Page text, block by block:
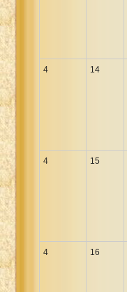
4 14
4 15
4 16